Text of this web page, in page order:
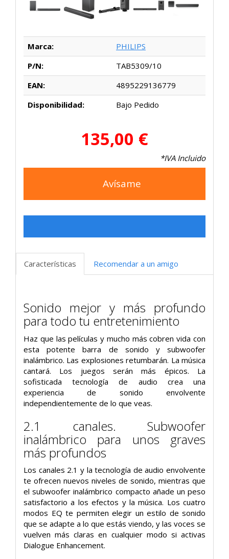
Marca:
PHILIPS
P/N:
TAB5309/10
EAN:
4895229136779
Disponibilidad:
Bajo Pedido
135,00 €
*IVA Incluido
Avísame
Características Recomendar a un amigo
Sonido mejor y más profundo
para todo tu entretenimiento
Haz que las películas y mucho más cobren vida con
esta potente barra de sonido y subwoofer
inalámbrico. Las explosiones retumbarán. La música
cantará. Los juegos serán más épicos. La
sofisticada tecnología de audio crea una
experiencia de sonido envolvente
independientemente de lo que veas.
2.1 canales. Subwoofer
inalámbrico para unos graves
más profundos
Los canales 2.1 y la tecnología de audio envolvente
te ofrecen nuevos niveles de sonido, mientras que
el subwoofer inalámbrico compacto añade un peso
satisfactorio a los efectos y la música. Los cuatro
modos EQ te permiten elegir un estilo de sonido
que se adapte a lo que estás viendo, y las voces se
vuelven más claras en cualquier modo si activas
Dialogue Enhancement.